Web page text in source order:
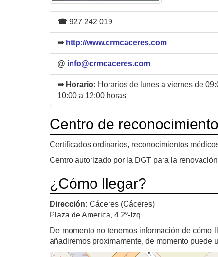
☎ 927 242 019
➡ http://www.crmcaceres.com
@ info@crmcaceres.com
➡ Horario: Horarios de lunes a viernes de
10:00 a 12:00 horas.
Centro de
Certificados ordinarios, reconocimientos
Centro autorizado por la DGT para la
¿Cómo llegar?
Dirección: Cáceres (Cáceres)
Plaza de America, 4 2º-Izq
De momento no tenemos información de cómo
añadiremos proximamente, de momento puede